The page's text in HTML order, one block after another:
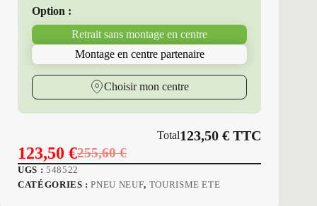
195/45R17
F1GSD3
Option :
Retrait sans montage en centre
Montage en centre partenaire
Choisir mon centre
Total123,50€ TTC
255,60€
Le
prix
123,50 €
Le
prix
UGS : 548522
CATÉGORIES :PNEU NEUF, TOURISME ETE